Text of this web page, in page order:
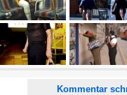
Kommentar
<br>, <strike> und <i> werden aus
umgewandelt. Bitte verwende
E-Mail, wenn zu meinem
E-Mail, wenn auf dieser Seite